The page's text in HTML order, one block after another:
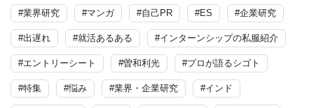
#業界研究 #マンガ #自己PR #ES #企業研究
#出遅れ #就活あるある #インターンシップの私服紹介
#エントリーシート #曽和利光 #プロが語るシゴト
#特集 #悩み #業界・企業研究 #インド